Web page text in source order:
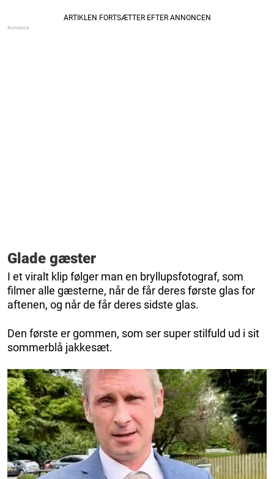
Glade gæster
I et viralt klip følger man en bryllupsfotograf, som
filmer alle gæsterne, når de får deres første glas for
aftenen, og når de får deres sidste glas.
Den første er gommen, som ser super stilfuld ud i sit
sommerblå jakkesæt.